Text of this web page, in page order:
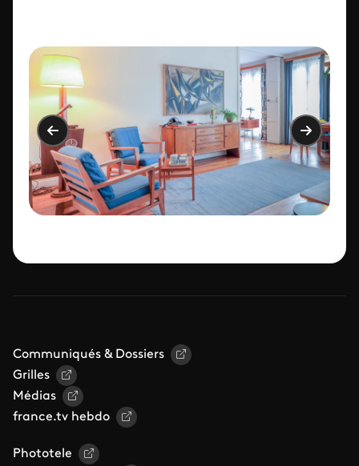
Communiqués & Dossiers
Grilles
Médias
france.tv hebdo
Phototele